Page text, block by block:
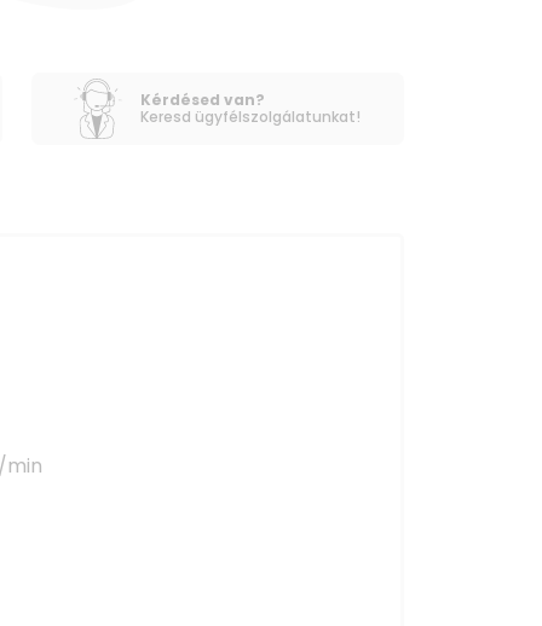
Kérdésed van?
Keresd ügyfélszolgálatunkat!
min